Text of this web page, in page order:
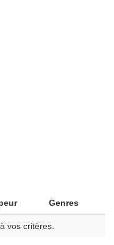
Genres
vos critères.